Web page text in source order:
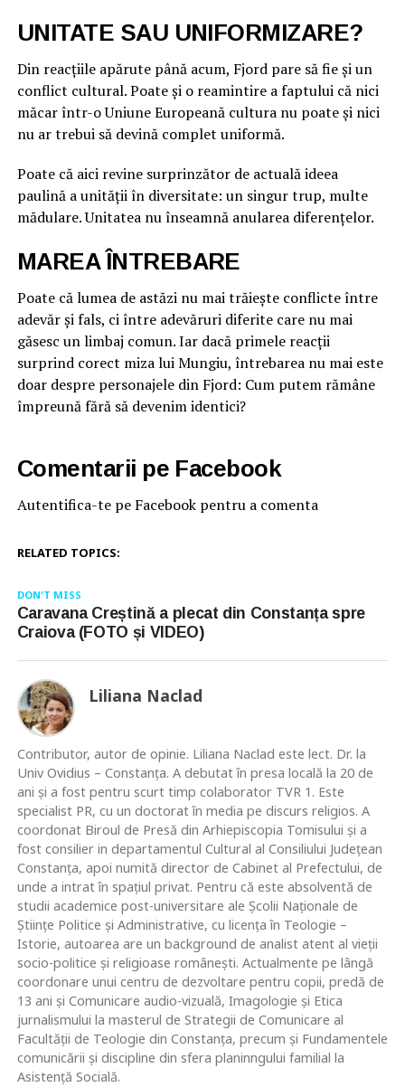
UNITATE SAU UNIFORMIZARE?
Din reacțiile apărute până acum, Fjord pare să fie și un
conflict cultural. Poate și o reamintire a faptului că nici
măcar într-o Uniune Europeană cultura nu poate și nici
nu ar trebui să devină complet uniformă.
Poate că aici revine surprinzător de actuală ideea
paulină a unității în diversitate: un singur trup, multe
mădulare. Unitatea nu înseamnă anularea diferențelor.
MAREA ÎNTREBARE
Poate că lumea de astăzi nu mai trăiește conflicte între
adevăr și fals, ci între adevăruri diferite care nu mai
găsesc un limbaj comun. Iar dacă primele reacții
surprind corect miza lui Mungiu, întrebarea nu mai este
doar despre personajele din Fjord: Cum putem rămâne
împreună fără să devenim identici?
Comentarii pe Facebook
Autentifica-te pe Facebook pentru a comenta
RELATED TOPICS:
DON'T MISS
Caravana Creștină a plecat din Constanța spre
Craiova (FOTO și VIDEO)
Liliana Naclad
Contributor, autor de opinie. Liliana Naclad este lect. Dr. la
Univ Ovidius – Constanța. A debutat în presa locală la 20 de
ani și a fost pentru scurt timp colaborator TVR 1. Este
specialist PR, cu un doctorat în media pe discurs religios. A
coordonat Biroul de Presă din Arhiepiscopia Tomisului și a
fost consilier in departamentul Cultural al Consiliului Județean
Constanța, apoi numită director de Cabinet al Prefectului, de
unde a intrat în spațiul privat. Pentru că este absolventă de
studii academice post-universitare ale Școlii Naționale de
Științe Politice și Administrative, cu licența în Teologie –
Istorie, autoarea are un background de analist atent al vieții
socio-politice și religioase românești. Actualmente pe lângă
coordonare unui centru de dezvoltare pentru copii, predă de
13 ani și Comunicare audio-vizuală, Imagologie și Etica
jurnalismului la masterul de Strategii de Comunicare al
Facultății de Teologie din Constanța, precum și Fundamentele
comunicării și discipline din sfera planinngului familial la
Asistență Socială.